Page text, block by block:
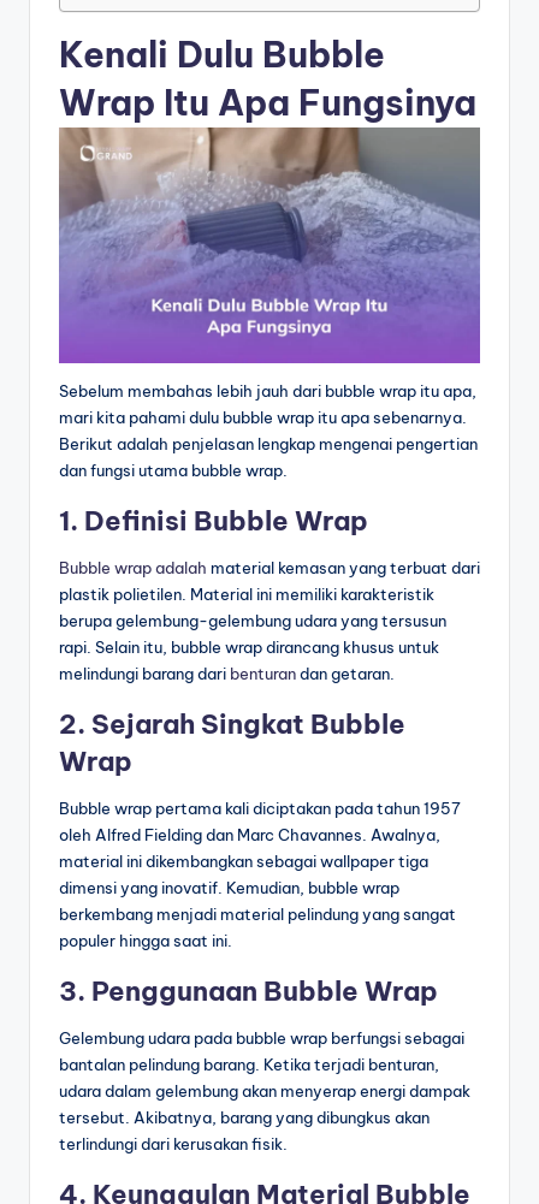
Kenali Dulu Bubble
Wrap Itu Apa Fungsinya
Sebelum membahas lebih jauh dari bubble wrap itu apa,
mari kita pahami dulu bubble wrap itu apa sebenarnya.
Berikut adalah penjelasan lengkap mengenai pengertian
dan fungsi utama bubble wrap.
1. Definisi Bubble Wrap
Bubble wrap adalah material kemasan yang terbuat dari
plastik polietilen. Material ini memiliki karakteristik
berupa gelembung-gelembung udara yang tersusun
rapi. Selain itu, bubble wrap dirancang khusus untuk
melindungi barang dari benturandan getaran.
2. Sejarah Singkat Bubble
Wrap
Bubble wrap pertama kali diciptakan pada tahun 1957
oleh Alfred Fielding dan Marc Chavannes. Awalnya,
material ini dikembangkan sebagai wallpaper tiga
dimensi yang inovatif. Kemudian, bubble wrap
berkembang menjadi material pelindung yang sangat
populer hingga saat ini.
3. Penggunaan Bubble Wrap
Gelembung udara pada bubble wrap berfungsi sebagai
bantalan pelindung barang. Ketika terjadi benturan,
udara dalam gelembung akan menyerap energi dampak
tersebut. Akibatnya, barang yang dibungkus akan
terlindungi dari kerusakan fisik.
4. Keunggulan Material Bubble